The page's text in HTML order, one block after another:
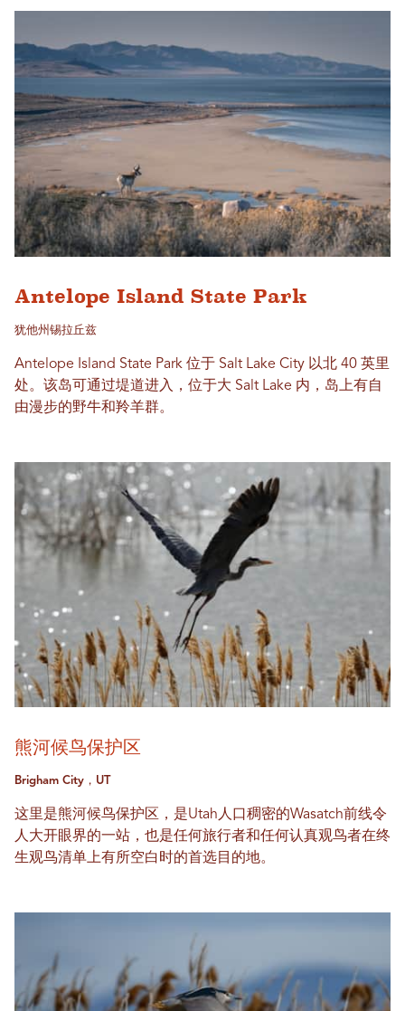
Antelope Island State Park
犹他州锡拉丘兹
Antelope Island State Park 位于 Salt Lake City 以北 40 英里
处。该岛可通过堤道进入，位于大 Salt Lake 内，岛上有自
由漫步的野牛和羚羊群。
熊河候鸟保护区
Brigham City，UT
这里是熊河候鸟保护区，是Utah人口稠密的Wasatch前线令
人大开眼界的一站，也是任何旅行者和任何认真观鸟者在终
生观鸟清单上有所空白时的首选目的地。